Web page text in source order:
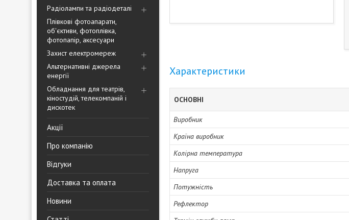
Радіолампи та радіодеталі
Плівкові фотоапарати,
об'єктиви, фотоплівка,
фотопапір, аксесуари
Захист електромереж
Альтернативні джерела
енергії
Обладнання для театрів,
кіностудій, телекомпаній і
дискотек
Акції
Про компанію
Відгуки
Доставка та оплата
Новини
Характеристики
ОСНОВНІ
Виробник
Країна виробник
Колірна температура
Напруга
Потужність
Рефлектор